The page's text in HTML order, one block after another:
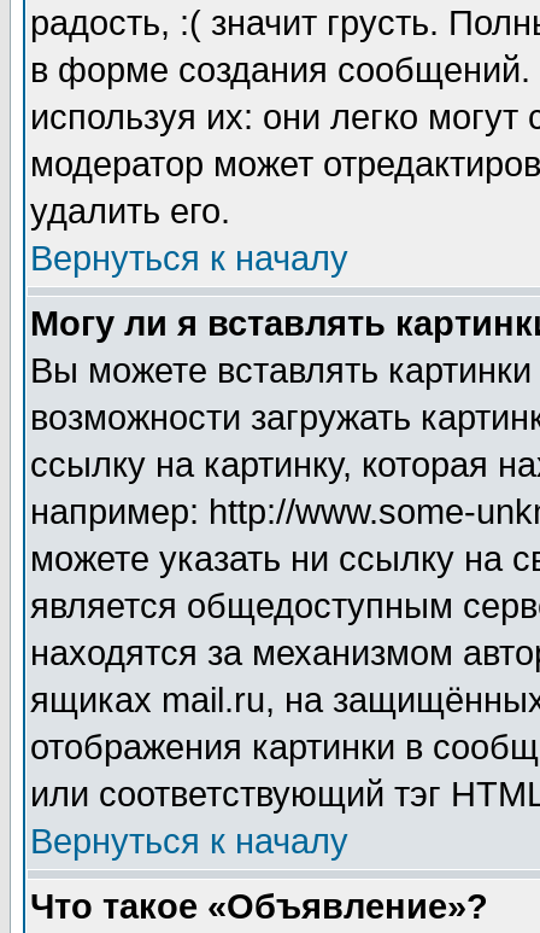
радость, :( значит грусть.
в форме создания сообщений.
используя их: они легко
модератор может
удалить его.
Вернуться к началу
Могу ли я вставлять
Вы можете вставлять
возможности загружать
ссылку на картинку, которая
например: http://www.some-
можете указать ни ссылку на
является общедоступным
находятся за механизмом
ящиках mail.ru, на
отображения картинки в
или соответствующий тэг
Вернуться к началу
Что такое «Объявление»?